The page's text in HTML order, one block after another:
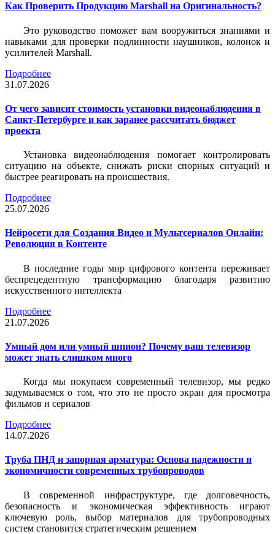
Как Проверить Продукцию Marshall на Оригинальность?
Это руководство поможет вам вооружиться знаниями и
навыками для проверки подлинности наушников, колонок и
усилителей Marshall.
Подробнее
31.07.2026
От чего зависит стоимость установки видеонаблюдения в
Санкт-Петербурге и как заранее рассчитать бюджет
проекта
Установка видеонаблюдения помогает контролировать
ситуацию на объекте, снижать риски спорных ситуаций и
быстрее реагировать на происшествия.
Подробнее
25.07.2026
Нейросети для Создания Видео и Мультсериалов Онлайн:
Революция в Контенте
В последние годы мир цифрового контента переживает
беспрецедентную трансформацию благодаря развитию
искусственного интеллекта
Подробнее
21.07.2026
Умный дом или умный шпион? Почему ваш телевизор
может знать слишком много
Когда мы покупаем современный телевизор, мы редко
задумываемся о том, что это не просто экран для просмотра
фильмов и сериалов
Подробнее
14.07.2026
Труба ПНД и запорная арматура: Основа надежности и
экономичности современных трубопроводов
В современной инфраструктуре, где долговечность,
безопасность и экономическая эффективность играют
ключевую роль, выбор материалов для трубопроводных
систем становится стратегическим решением